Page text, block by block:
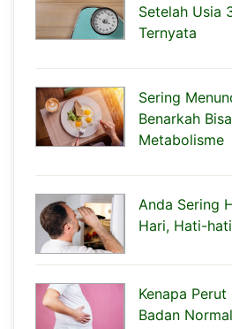
Setelah Usia
Ternyata
Sering
Benarkah
Metabolisme
Anda Sering
Hari, Hati-
Kenapa
Badan